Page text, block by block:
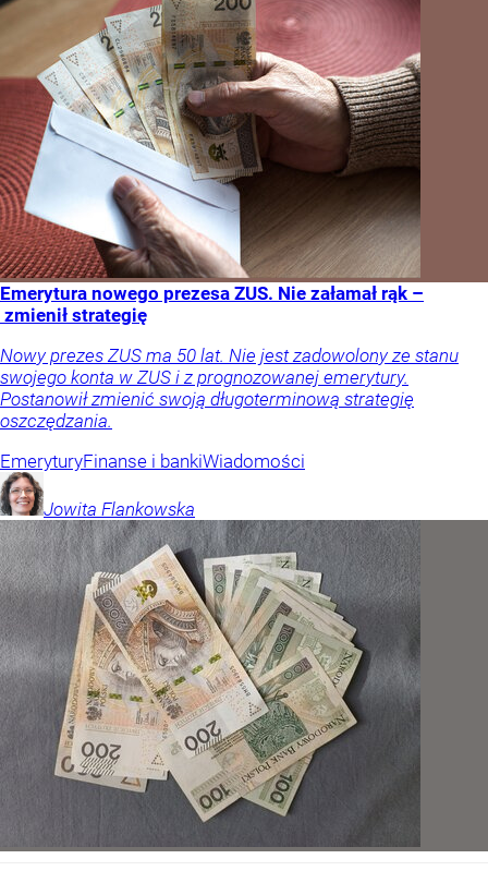
Emerytura nowego prezesa ZUS. Nie załamał rąk –
zmienił strategię
Nowy prezes ZUS ma 50 lat. Nie jest zadowolony ze stanu
swojego konta w ZUS i z prognozowanej emerytury.
Postanowił zmienić swoją długoterminową strategię
oszczędzania.
EmeryturyFinanse i bankiWiadomości
Jowita Flankowska